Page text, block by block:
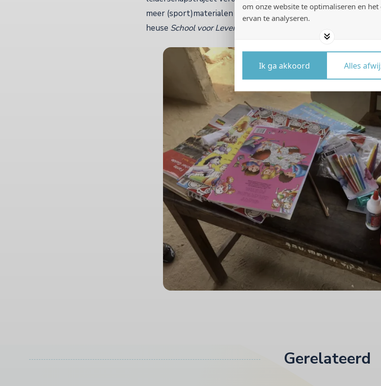
om onze website te optimaliseren en
ervan te analyseren.
Ik ga akkoord Alles
meer (sport)materialen en kleding te brengen. En dat gaan we
heuse School voor Levenskunst
Gerelateerd